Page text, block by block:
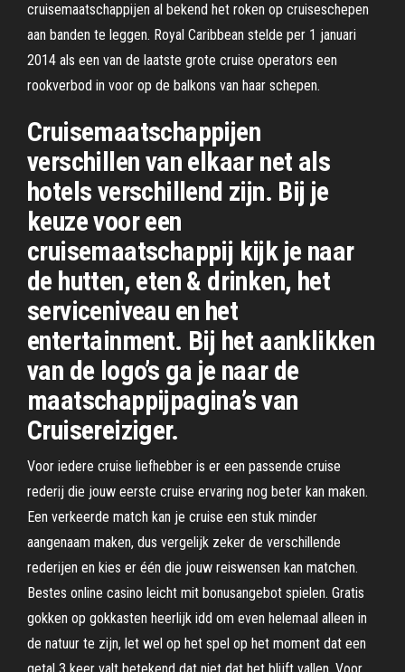
cruisemaatschappijen al bekend het roken op cruiseschepen
aan banden te leggen. Royal Caribbean stelde per 1 januari
2014 als een van de laatste grote cruise operators een
rookverbod in voor op de balkons van haar schepen.
Cruisemaatschappijen
verschillen van elkaar net als
hotels verschillend zijn. Bij je
keuze voor een
cruisemaatschappij kijk je naar
de hutten, eten & drinken, het
serviceniveau en het
entertainment. Bij het aanklikken
van de logo’s ga je naar de
maatschappijpagina’s van
Cruisereiziger.
Voor iedere cruise liefhebber is er een passende cruise
rederij die jouw eerste cruise ervaring nog beter kan maken.
Een verkeerde match kan je cruise een stuk minder
aangenaam maken, dus vergelijk zeker de verschillende
rederijen en kies er één die jouw reiswensen kan matchen.
Bestes online casino leicht mit bonusangebot spielen. Gratis
gokken op gokkasten heerlijk idd om even helemaal alleen in
de natuur te zijn, let wel op het spel op het moment dat een